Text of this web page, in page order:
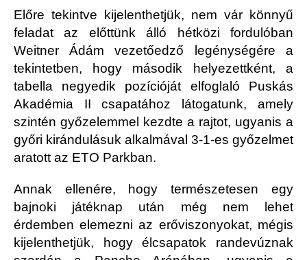
Előre tekintve kijelenthetjük, nem vár könnyű
feladat az előttünk álló hétközi fordulóban
Weitner Ádám vezetőedző legénységére a
tekintetben, hogy második helyezettként, a
tabella negyedik pozícióját elfoglaló Puskás
Akadémia II csapatához látogatunk, amely
szintén győzelemmel kezdte a rajtot, ugyanis a
győri kirándulásuk alkalmával 3-1-es győzelmet
aratott az ETO Parkban.
Annak ellenére, hogy természetesen egy
bajnoki játéknap után még nem lehet
érdemben elemezni az erőviszonyokat, mégis
kijelenthetjük, hogy élcsapatok randevúznak